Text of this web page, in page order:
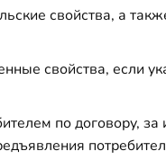
свойства, а
свойства, если
по договору,